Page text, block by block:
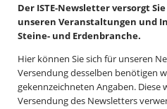
Der ISTE-Newsletter versorgt
unseren Veranstaltungen und
Steine- und Erdenbranche.
Hier können Sie sich für unseren
Versendung desselben benötigen
gekennzeichneten Angaben. Diese
Versendung des Newsletters